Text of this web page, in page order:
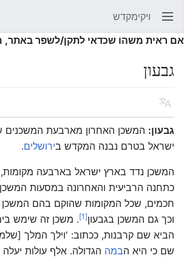
פתיחת התפריט הראשי ויקימקדש
אם ראית משהו שכדאי לתקן/לשפר באתר,
גבעון
שפה
גבעון: המשכן האחרון מארבעת המשכנים
ישראל בטרם נבנה המקדש בירושלים.
המשכן נדד בארץ ישראל בארבעה מקומות,
כתחנה הרביעית והאחרונה במסעות
חכמים, שכל המקומות שהוקם בהם המשכן
וכך גם המשכן בגבעון[1]
. משכן זה שימש
הביא שם קרבנות, ככתוב: 'וילך המלך
שם כי היא הבמה הגדולה. אלף עולות